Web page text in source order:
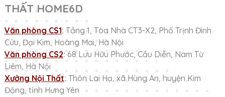
THẤT HOME6D
Văn phòng CS1: Tầng 1, Tòa Nhà CT3-X2, Phố Trịnh Đình
Cửu, Đại Kim, Hoàng Mai, Hà Nội
Văn phòng CS2: 68 Lưu Hữu Phước, Cầu Diễn, Nam Từ
Liêm, Hà Nội
Xưởng Nội Thất: Thôn Lai Hạ, xã Hùng An, huyện Kim
Động, tỉnh Hưng Yên